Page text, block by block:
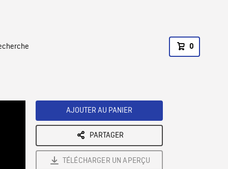
0
AJOUTER AU PANIER
PARTAGER
TÉLÉCHARGER UN APERÇU